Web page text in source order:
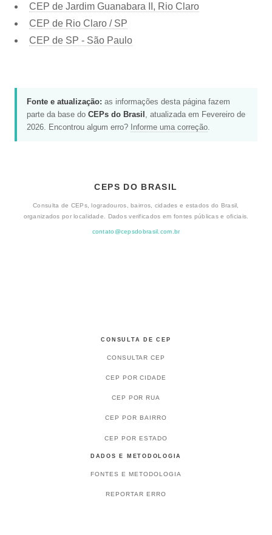
CEP de Jardim Guanabara II, Rio Claro
CEP de Rio Claro / SP
CEP de SP - São Paulo
Fonte e atualização: as informações desta página fazem
parte da base do CEPs do Brasil , atualizada em Fevereiro de
2026. Encontrou algum erro? Informe uma correção.
CEPS DO BRASIL
Consulta de CEPs, logradouros, bairros, cidades e estados do Brasil,
organizados por localidade. Dados verificados em fontes públicas e oficiais.
contato@cepsdobrasil.com.br
CONSULTA DE CEP
CONSULTAR CEP
CEP POR CIDADE
CEP POR RUA
CEP POR BAIRRO
CEP POR ESTADO
DADOS E METODOLOGIA
FONTES E METODOLOGIA
REPORTAR ERRO